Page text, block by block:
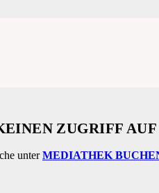
ZUGRIFF
unterMEDIATHEK